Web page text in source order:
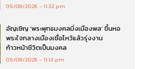
05/08/2026 11:32 pm
อัญเชิญ ‘พระพุทธมงคลมิ่งเมืองพล’ ขึ้นหอ
พระใจกลางเมืองเชื่อไหว้แล้วรุ่งงาน
ก้าวหน้าชีวิตเป็นมงคล
05/08/2026 11:12 pm